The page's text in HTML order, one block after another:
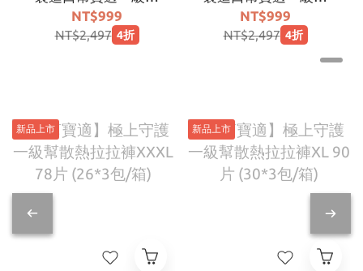
巧虎安睡褲ＸXＬ號
２2片 (4入/箱)【期效
NT$999
NT$2,497 4折
巧虎安睡褲ＸＬ號２
６片 (4入/箱)【期效
NT$999
NT$2,497 4折
新品上市 新品上市